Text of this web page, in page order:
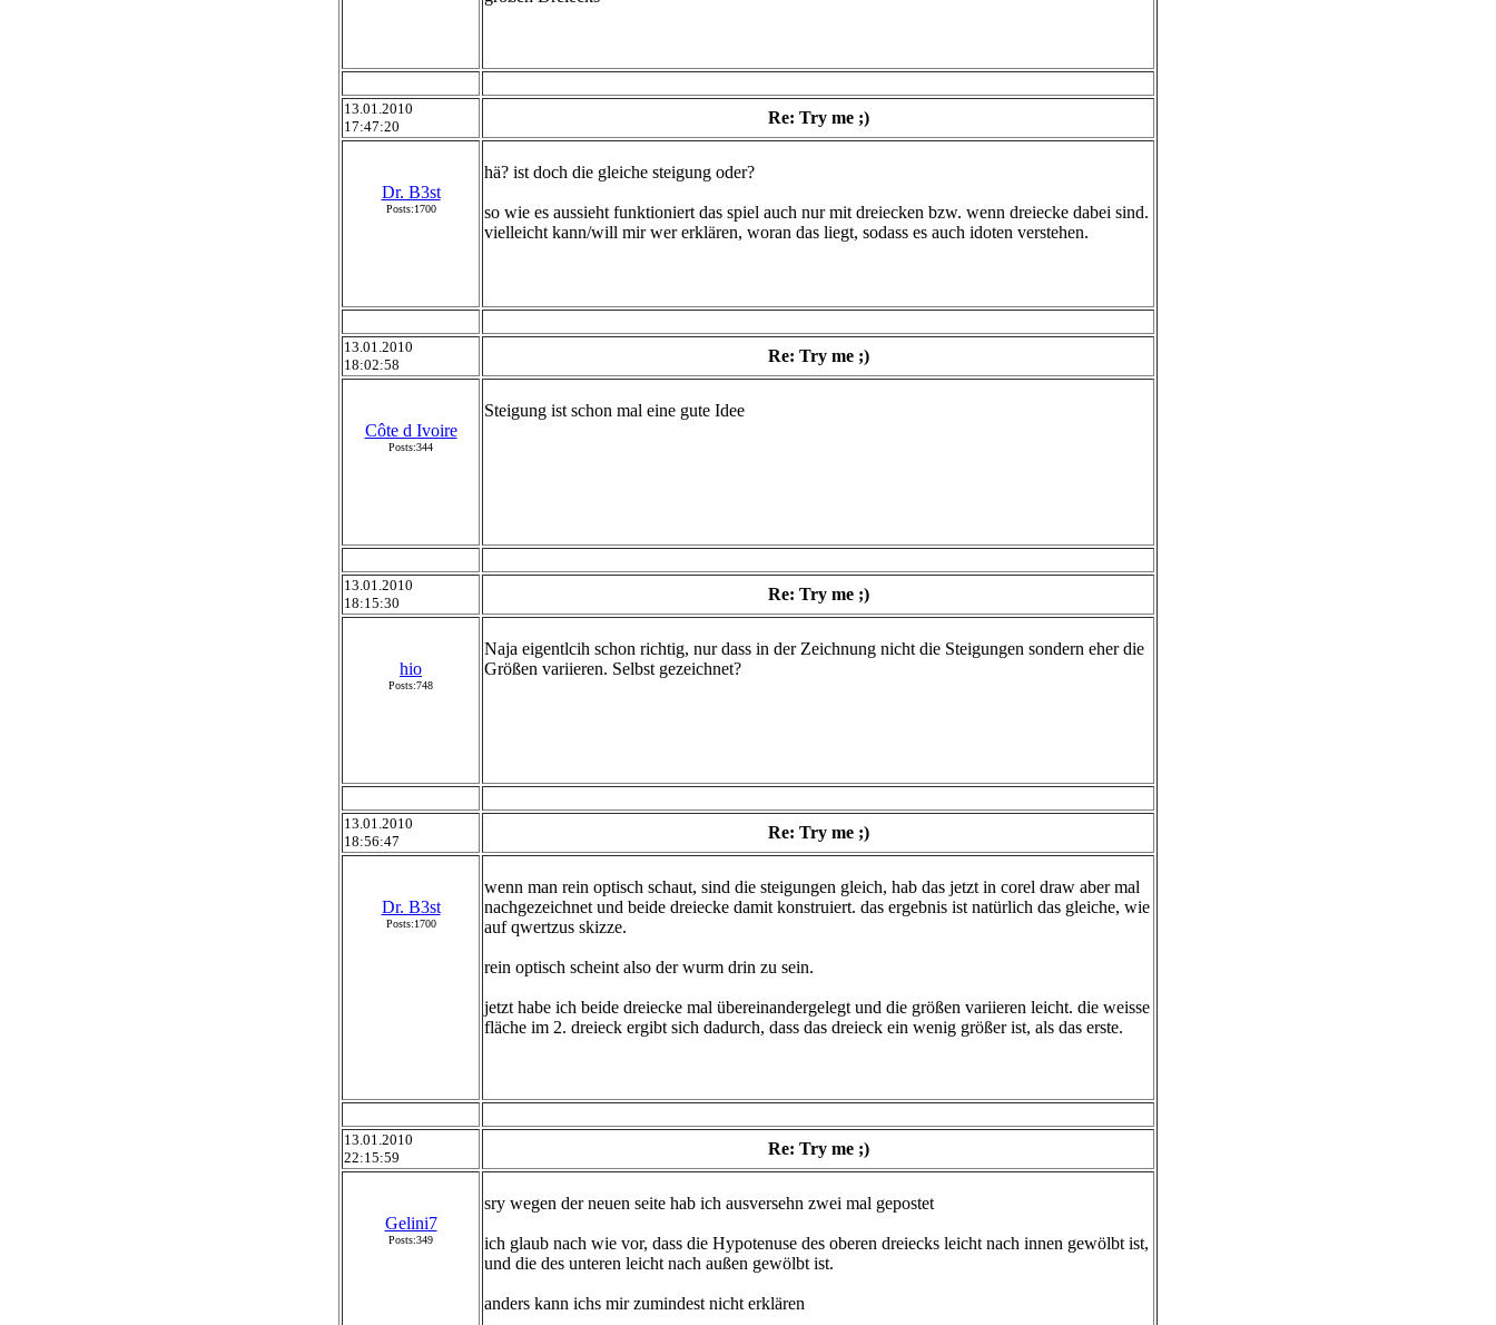
13.01.2010
17:47:20
Re: Try me ;)
Dr. B3st
Posts:1700
hä? ist doch die gleiche steigung oder?
so wie es aussieht funktioniert das spiel auch nur mit dreiecken bzw. wenn dreiecke dabei sind.
vielleicht kann/will mir wer erklären, woran das liegt, sodass es auch idoten verstehen.
13.01.2010
18:02:58
Re: Try me ;)
Côte d Ivoire
Posts:344
Steigung ist schon mal eine gute Idee
13.01.2010
18:15:30
Re: Try me ;)
hio
Posts:748
Naja eigentlcih schon richtig, nur dass in der Zeichnung nicht die Steigungen sondern eher die
Größen variieren. Selbst gezeichnet?
13.01.2010
18:56:47
Re: Try me ;)
Dr. B3st
Posts:1700
wenn man rein optisch schaut, sind die steigungen gleich, hab das jetzt in corel draw aber mal
nachgezeichnet und beide dreiecke damit konstruiert. das ergebnis ist natürlich das gleiche, wie
auf qwertzus skizze.
rein optisch scheint also der wurm drin zu sein.
jetzt habe ich beide dreiecke mal übereinandergelegt und die größen variieren leicht. die weisse
fläche im 2. dreieck ergibt sich dadurch, dass das dreieck ein wenig größer ist, als das erste.
13.01.2010
22:15:59
Re: Try me ;)
Gelini7
Posts:349
sry wegen der neuen seite hab ich ausversehn zwei mal gepostet
ich glaub nach wie vor, dass die Hypotenuse des oberen dreiecks leicht nach innen gewölbt ist,
und die des unteren leicht nach außen gewölbt ist.
anders kann ichs mir zumindest nicht erklären